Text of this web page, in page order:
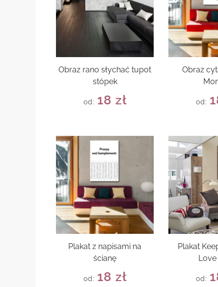
Obraz rano słychać tupot
stópek
od: 18 zł
Obraz
od:
Plakat z napisami na
ścianę
od: 18 zł
Plakat
Love
od: